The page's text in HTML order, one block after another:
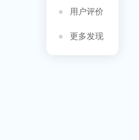
用户评价
更多发现